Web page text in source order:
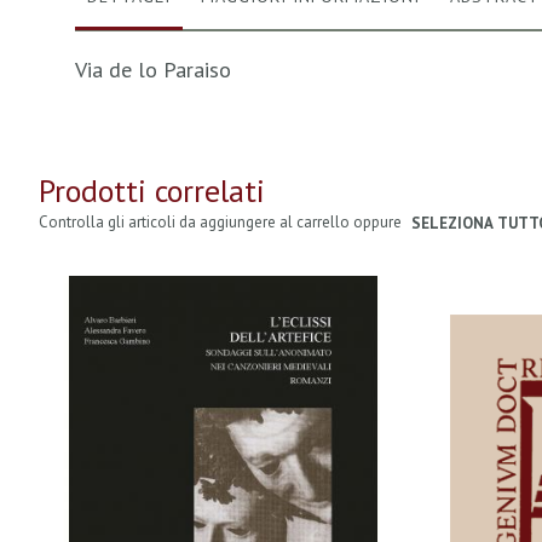
Via de lo Paraiso
Prodotti correlati
Controlla gli articoli da aggiungere al carrello oppure SELEZIONA